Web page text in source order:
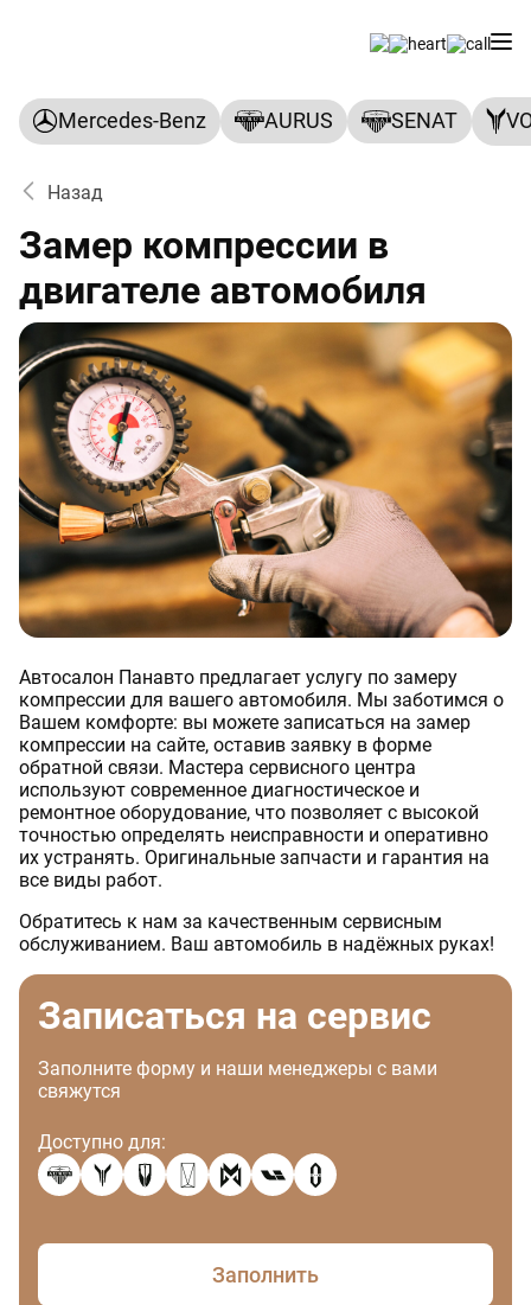
Mercedes-Benz AURUS SENAT
Назад
Замер компрессии в
двигателе автомобиля
Автосалон Панавто предлагает услугу по замеру
компрессии для вашего автомобиля. Мы заботимся о
Вашем комфорте: вы можете записаться на замер
компрессии на сайте, оставив заявку в форме
обратной связи. Мастера сервисного центра
используют современное диагностическое и
ремонтное оборудование, что позволяет с высокой
точностью определять неисправности и оперативно
их устранять. Оригинальные запчасти и гарантия на
все виды работ.
Обратитесь к нам за качественным сервисным
обслуживанием. Ваш автомобиль в надёжных руках!
Записаться на сервис
Заполните форму и наши менеджеры с вами
свяжутся
Доступно для:
Заполнить